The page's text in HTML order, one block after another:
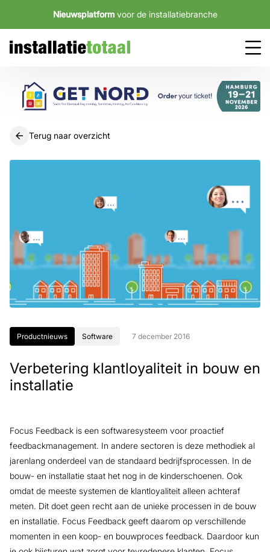
Nieuwsplatform voor de installatiebranche
Terug naar overzicht
Productnieuws Software 7 december 2016
Verbetering klantloyaliteit in bouw en
installatie
Focus Feedback is een softwaresysteem voor proactief
feedbackmanagement. In andere sectoren is deze methodiek al
jarenlang onderdeel van de standaard bedrijfsprocessen. In de
bouw- en installatie staat het nog in de kinderschoenen. Ook
omdat de meeste systemen de klantloyaliteit alleen achteraf
meten. Dit doet geen recht aan de unieke processen in de bouw
en installatie. Focus Feedback geeft daarom op verschillende
momenten in een koop- en bouwproces feedback. Daardoor kun